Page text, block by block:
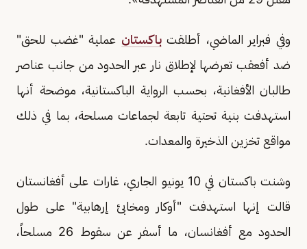
وفي فبراير الماضي، أطلقتباكستان عملية "غضب للحق"
ضد أفعقب تعرضها لإطلاق نار عبر الحدود من جانب عناصر
طالبان الأفغانية، بحسب الرواية الباكستانية، موضحة أنها
استهدفت بنية تحتية تابعة لجماعات مسلحة، بما في ذلك
مواقع تخزين الذخيرة والمعدات.
وشنت باكستان في 10 يونيو الجاري، غارات على أفغانستان
قالت إنها استهدفت "أوكار ومخابئ إرهابية" على طول
الحدود مع أفغانسان، ما أسفر عن سقوط 26 مسلحاً،